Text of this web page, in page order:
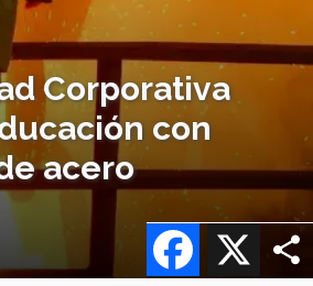
Corporativa
con
acero
X
Facebook